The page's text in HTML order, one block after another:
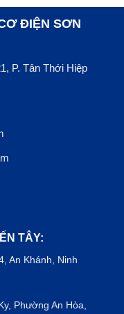
ĐIỆN SƠN
P. Tân Thới Hiệp
TÂY:
An Khánh, Ninh
Phường An Hòa,